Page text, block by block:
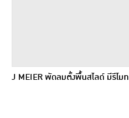
J MEIER พัดลมตั้งพื้นสไลด์ มีรีโม